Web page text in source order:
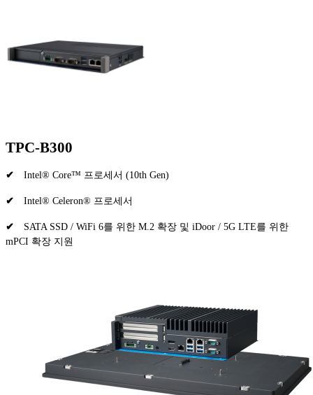
TPC-B300
✔ Intel® Core™ 프로세서 (10th Gen)
✔ Intel® Celeron® 프로세서
✔ SATA SSD / WiFi 6를 위한 M.2 확장 및 iDoor / 5G LTE를 위한
mPCI 확장 지원